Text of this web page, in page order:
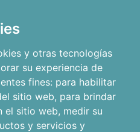
y otras tecnologías
su experiencia de
fines: para habilitar
sitio web, para brindar
el sitio web, medir su
y servicios y